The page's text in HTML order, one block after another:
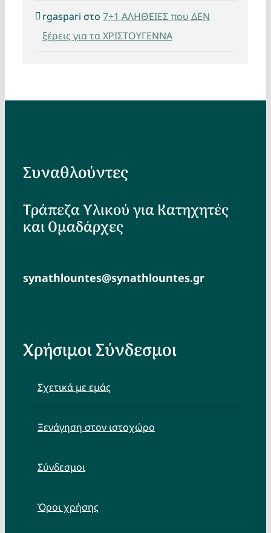
rgaspari στο 7+1 ΑΛΗΘΕΙΕΣ που ΔΕΝ
ξέρεις για τα ΧΡΙΣΤΟΥΓΕΝΝΑ
Συναθλούντες
Τράπεζα Υλικού για Κατηχητές
και Ομαδάρχες
synathlountes@synathlountes.gr
Χρήσιμοι Σύνδεσμοι
Σχετικά με εμάς
Ξενάγηση στον ιστοχώρο
Σύνδεσμοι
Όροι χρήσης